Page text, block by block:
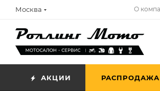
Москва О
АКЦИИ РАСПРОДАЖА